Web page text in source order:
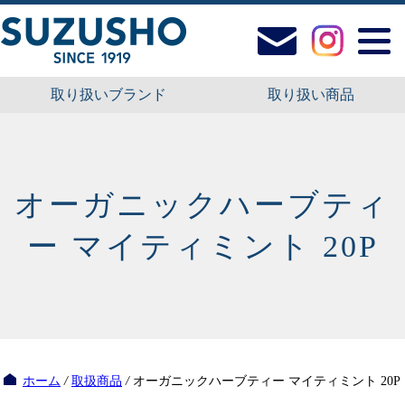
取り扱いブランド 取り扱い商品
オーガニックハーブティ
ー マイティミント 20P
ホーム / 取扱商品 / オーガニックハーブティー マイティミント 20P